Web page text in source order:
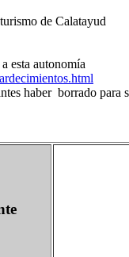
de Calatayud
esta autonomía
haber borrado